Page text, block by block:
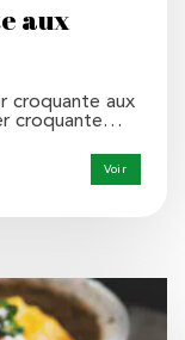
aux
croquante aux
croquante…
Voir